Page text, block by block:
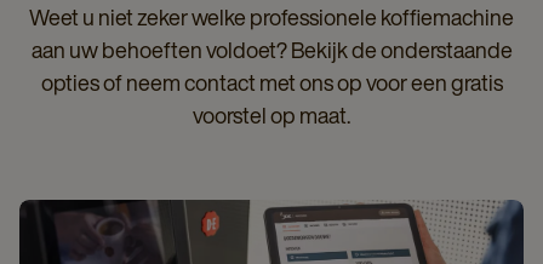
Weet u niet zeker welke professionele koffiemachine
aan uw behoeften voldoet? Bekijk de onderstaande
opties of neem contact met ons op voor een gratis
voorstel op maat.